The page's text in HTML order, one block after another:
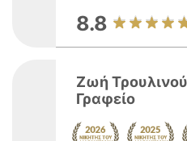
8.8
Ζωή
Γραφείο